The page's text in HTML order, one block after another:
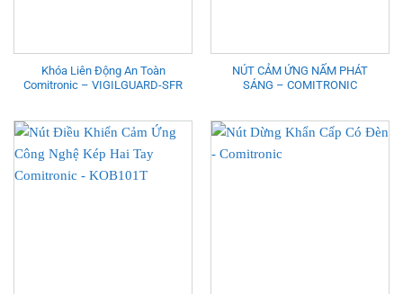
Khóa Liên Động An Toàn
Comitronic – VIGILGUARD-SFR
NÚT CẢM ỨNG NẤM PHÁT
SÁNG – COMITRONIC